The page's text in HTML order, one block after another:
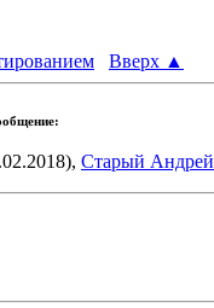
Вверх ▲
Старый Андрей